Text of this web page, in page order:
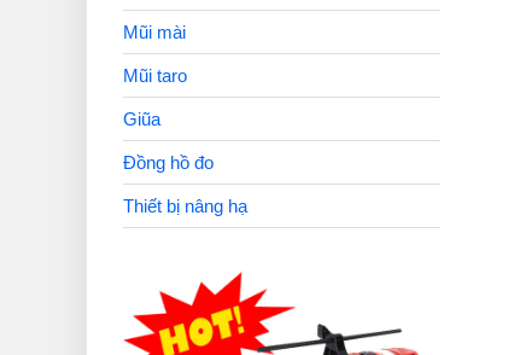
Mũi mài
Mũi taro
Giũa
Đồng hồ đo
Thiết bị nâng hạ